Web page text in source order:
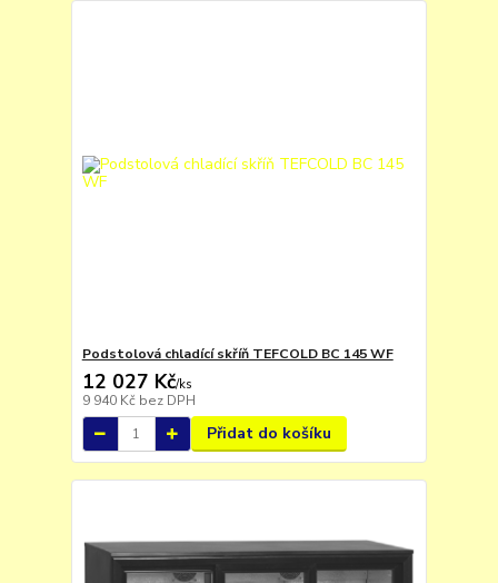
Podstolová chladící skříň TEFCOLD BC 145 WF
12 027 Kč/ks
9 940 Kč bez DPH
Přidat do košíku